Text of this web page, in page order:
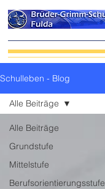
Schulleben - Blog
Alle Beiträge
Grundstufe
Mittelstufe
Berufsorientierungsstufe
Alle Beiträge